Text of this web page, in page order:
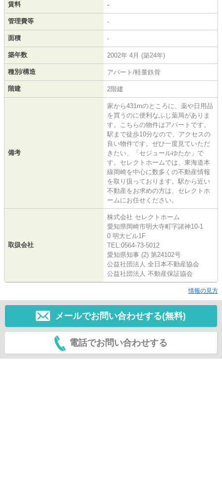
賃料 -
管理費等 -
面積 -
築年数 2002年 4月 (築24年)
種別/構造 アパート/軽量鉄骨
階建 2階建
備考
家から431mのところに、薬や日用品
を買うのに便利なふじ薬局がありま
す。こちらの物件はアパートです。
駅まで徒歩10分なので、アクセスの
良い物件です。ぜひ一度見ていただ
きたい、「セジュールゆたか」で
す。セレクトホームでは、東海道本
線岡崎を中心に数多くの不動産情報
を取り扱っております。駅から近い
不動産をお求めの方は、セレクトホ
ームにお任せください。
取扱会社
株式会社 セレクトホーム
愛知県岡崎市明大寺町字諸神10-1
0 明大ビル1F
TEL:0564-73-5012
愛知県知事 (2) 第24102号
公益社団法人 全日本不動産協会
公益社団法人 不動産保証協会
情報の見方
メールでお問い合わせする(無料)
電話でお問い合わせする